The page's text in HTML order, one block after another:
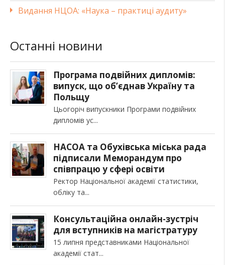
Видання НЦОА: «Наука – практиці аудиту»
Останні новини
Програма подвійних дипломів:
випуск, що об’єднав Україну та
Польщу
Цьогоріч випускники Програми подвійних
дипломів ус
НАСОА та Обухівська міська рада
підписали Меморандум про
співпрацю у сфері освіти
Ректор Національної академії статистики,
обліку та
Консультаційна онлайн-зустріч
для вступників на магістратуру
15 липня представниками Національної
академії стат